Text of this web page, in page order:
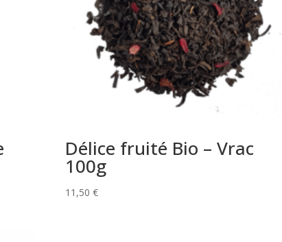
Délice fruité Bio – Vrac
100g
11,50€